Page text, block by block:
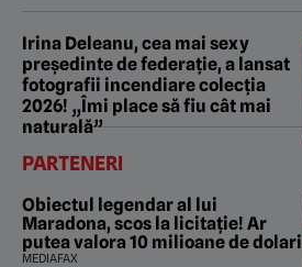
Irina Deleanu, cea mai sexy
președinte de federație, a lansat
fotografii incendiare colecția
2026! „Îmi place să fiu cât mai
naturală”
PARTENERI
Obiectul legendar al lui
Maradona, scos la licitație! Ar
putea valora 10 milioane de dolari
MEDIAFAX